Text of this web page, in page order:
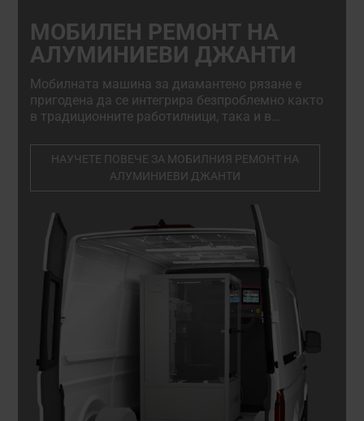
МОБИЛЕН РЕМОНТ НА
АЛУМИНИЕВИ ДЖАНТИ
Мобилната машина за диамантено рязане е
пригодена да се интегрира безпроблемно както
в традиционните работилници, така и в
здрава конструкция позволява безпроблемен
монтаж в задната част на микробус, камион
или ремарке, което я превръща в ключов
НАУЧЕТЕ ПОВЕЧЕ ЗА МОБИЛНИЯ РЕМОНТ НА
АЛУМИНИЕВИ ДЖАНТИ